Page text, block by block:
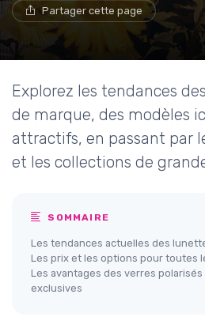
Partager cette page
Explorez les tendances
de marque, des modèles
attractifs, en passant par
et les collections de
SOMMAIRE
Les tendances actuelles des
Les prix et les options pour toutes
Les avantages des verres
exclusives